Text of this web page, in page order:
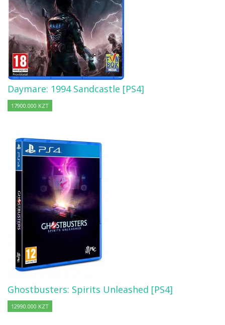
Daymare: 1994 Sandcastle [PS4]
17900.000 KZT
Ghostbusters: Spirits Unleashed [PS4]
12990.000 KZT